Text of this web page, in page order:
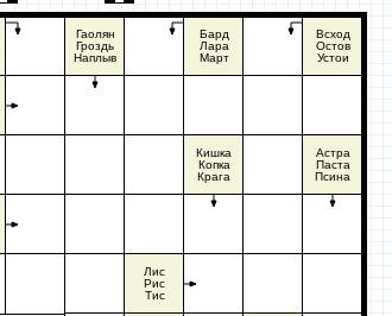
Гаолян
Гроздь
Наплыв
Лис
Рис
Тис
Бард
Лара
Март
Кишка
Копка
Крага
Всход
Остов
Устои
Астра
Паста
Псина